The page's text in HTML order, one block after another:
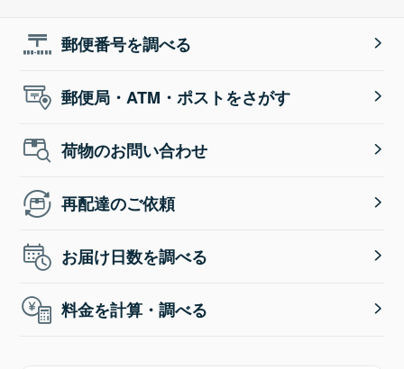
郵便番号を調べる
郵便局・ATM・ポストをさがす
荷物のお問い合わせ
再配達のご依頼
お届け日数を調べる
料金を計算・調べる